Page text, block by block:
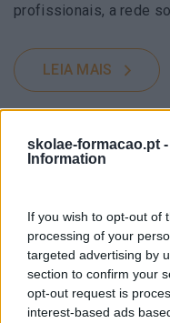
skolae-formacao.pt -
Information
If you wish to opt-out of
processing of your
targeted advertising by
section to confirm your
opt-out request is
interest-based ads
profissionais, a rede
LEIA MAIS